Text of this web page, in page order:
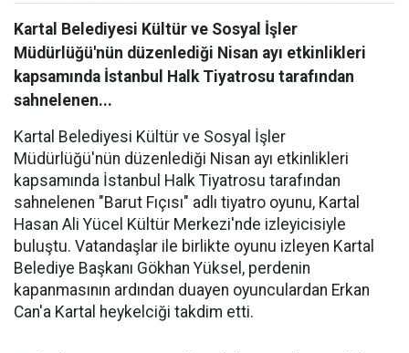
Kartal Belediyesi Kültür ve Sosyal İşler
Müdürlüğü'nün düzenlediği Nisan ayı etkinlikleri
kapsamında İstanbul Halk Tiyatrosu tarafından
sahnelenen...
Kartal Belediyesi Kültür ve Sosyal İşler
Müdürlüğü'nün düzenlediği Nisan ayı etkinlikleri
kapsamında İstanbul Halk Tiyatrosu tarafından
sahnelenen "Barut Fıçısı" adlı tiyatro oyunu, Kartal
Hasan Ali Yücel Kültür Merkezi'nde izleyicisiyle
buluştu. Vatandaşlar ile birlikte oyunu izleyen Kartal
Belediye Başkanı Gökhan Yüksel, perdenin
kapanmasının ardından duayen oyunculardan Erkan
Can'a Kartal heykelciği takdim etti.